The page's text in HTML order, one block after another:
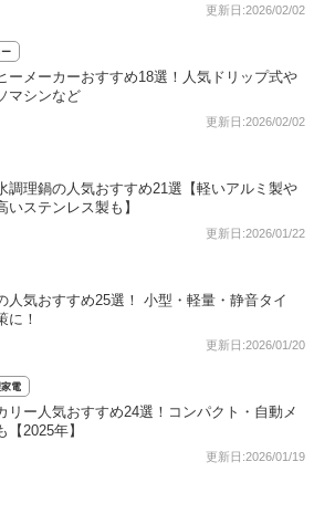
更新日:2026/02/02
ーメーカーおすすめ18選！人気ドリップ式や
マシンなど
更新日:2026/02/02
調理鍋の人気おすすめ21選【軽いアルミ製や
いステンレス製も】
更新日:2026/01/22
人気おすすめ25選！ 小型・軽量・静音タイ
に！
更新日:2026/01/20
電
リー人気おすすめ24選！コンパクト・自動メ
【2025年】
更新日:2026/01/19